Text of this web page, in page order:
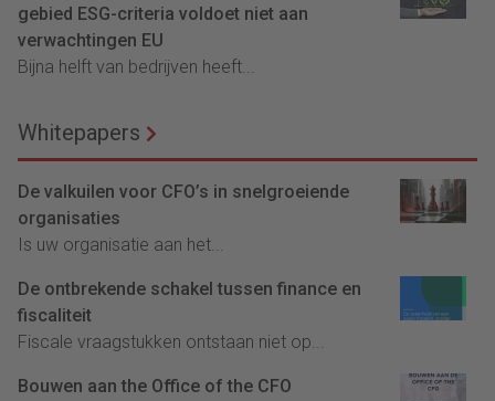
gebied ESG-criteria voldoet niet aan
verwachtingen EU
Bijna helft van bedrijven heeft...
Whitepapers
De valkuilen voor CFO’s in snelgroeiende
organisaties
Is uw organisatie aan het...
De ontbrekende schakel tussen finance en
fiscaliteit
Fiscale vraagstukken ontstaan niet op...
Bouwen aan the Office of the CFO